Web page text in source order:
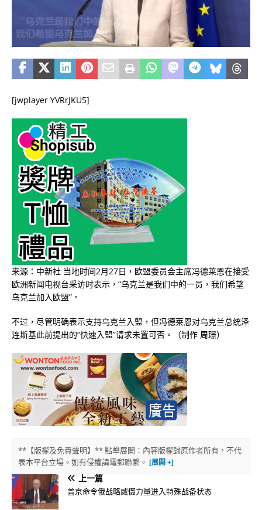
[jwplayer YVRrJKU5]
来源：中新社 当地时间2月27日，欧盟委员会主席冯德莱恩在接受
欧洲新闻电视台采访时表示，“乌克兰是我们中的一员，我们希望
乌克兰加入欧盟”。
不过，尽管明确表示支持乌克兰入盟，但冯德莱恩对乌克兰总统泽
连斯基此前提出的“快速入盟”请求未置可否。（制作 周璟）
**【版權及免責聲明】** 點擊展開：內容版權歸原作者所有，不代
表本平台立場。如有侵權請電郵聯繫。
上一篇
普京命令俄战略威慑力量进入特殊战备状态